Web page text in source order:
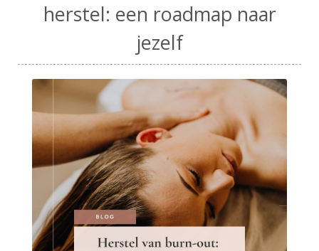
herstel: een roadmap naar
jezelf